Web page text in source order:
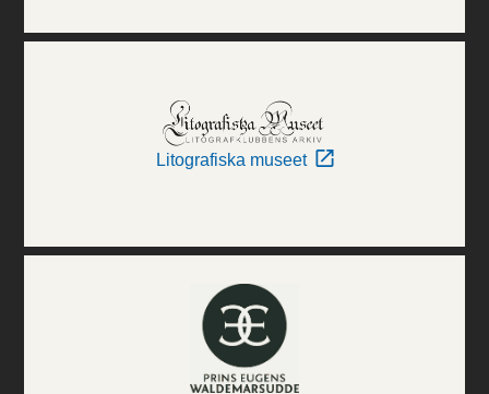
Litografiska museet